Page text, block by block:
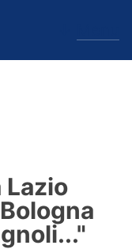
Lazio